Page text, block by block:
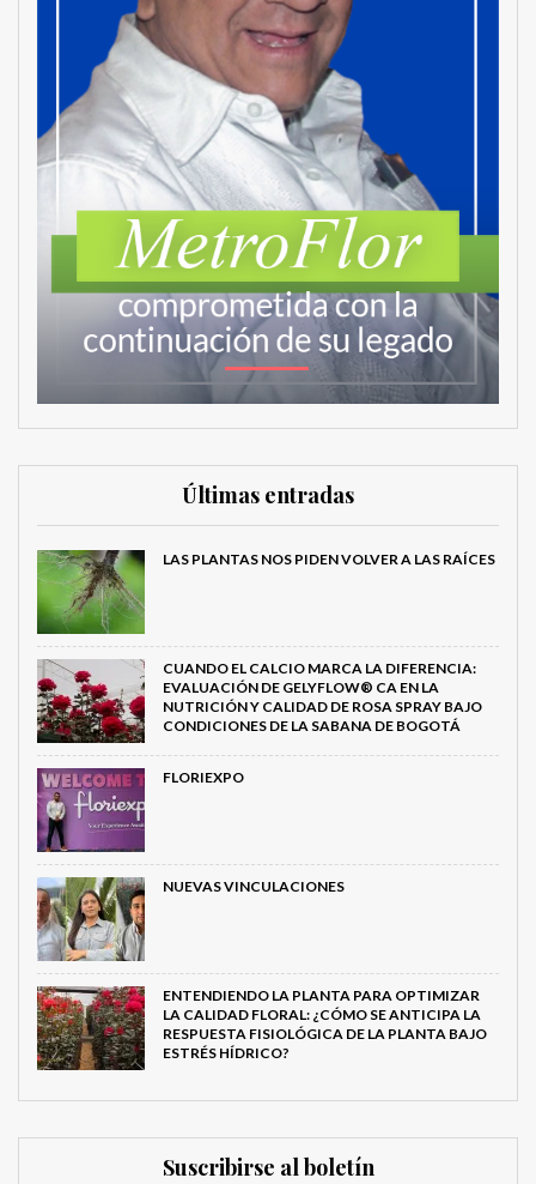
Últimas entradas
LAS PLANTAS NOS PIDEN VOLVER A LAS RAÍCES
CUANDO EL CALCIO MARCA LA DIFERENCIA:
EVALUACIÓN DE GELYFLOW® CA EN LA
NUTRICIÓN Y CALIDAD DE ROSA SPRAY BAJO
CONDICIONES DE LA SABANA DE BOGOTÁ
FLORIEXPO
NUEVAS VINCULACIONES
ENTENDIENDO LA PLANTA PARA OPTIMIZAR
LA CALIDAD FLORAL: ¿CÓMO SE ANTICIPA LA
RESPUESTA FISIOLÓGICA DE LA PLANTA BAJO
ESTRÉS HÍDRICO?
Suscribirse al boletín